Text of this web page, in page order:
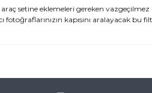
setine eklemeleri gereken vazgeçilmez
kapısını aralayacak bu